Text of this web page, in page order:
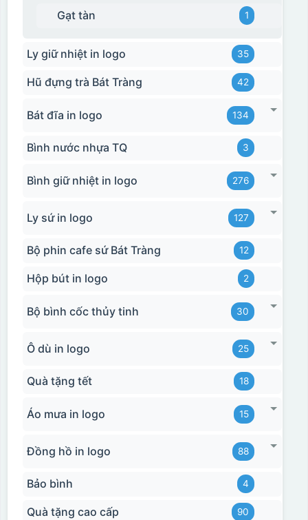
Gạt tàn 1
Ly giữ nhiệt in logo 35
Hũ đựng trà Bát Tràng 42
Bát đĩa in logo 134
Bình nước nhựa TQ 3
Bình giữ nhiệt in logo 276
Ly sứ in logo 127
Bộ phin cafe sứ Bát Tràng 12
Hộp bút in logo 2
Bộ bình cốc thủy tinh 30
Ô dù in logo 25
Quà tặng tết 18
Áo mưa in logo 15
Đồng hồ in logo 88
Bảo bình 4
Quà tặng cao cấp 90